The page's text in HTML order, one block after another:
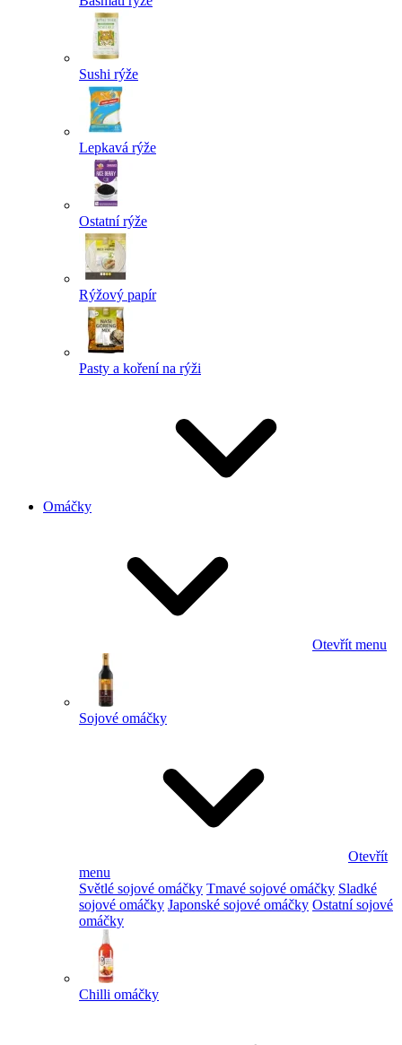
Sushi rýže
Lepkavá rýže
Ostatní rýže
Rýžový papír
Pasty a koření na rýži
Omáčky
Otevřít menu
Sojové omáčky
Otevřít
menu
Světlé sojové omáčky Tmavé sojové omáčky Sladké
sojové omáčky Japonské sojové omáčky Ostatní sojové
omáčky
Chilli omáčky